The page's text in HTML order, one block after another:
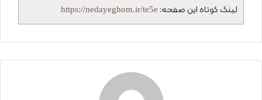
لینک کوتاه این صفحه: https://nedayeghom.ir/te5e